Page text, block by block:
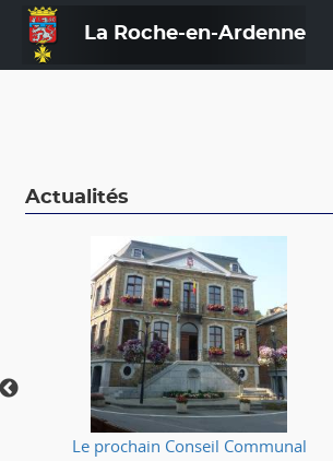
La Roche-en-Ardenne
Actualités
Le prochain Conseil Communal